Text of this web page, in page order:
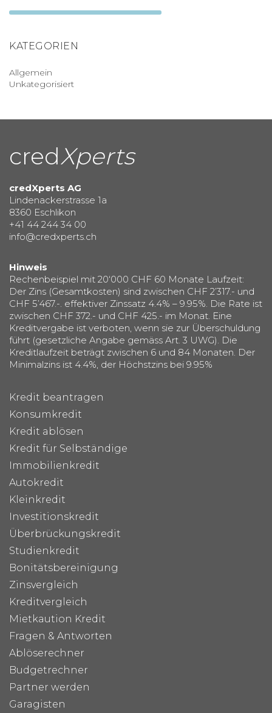
KATEGORIEN
Allgemein
Unkategorisiert
credXperts
credXperts AG
Lindenackerstrasse 1a
8360 Eschlikon
+41 44 244 34 00
info@credxperts.ch
Hinweis
Rechenbeispiel mit 20‘000 CHF 60 Monate Laufzeit:
Der Zins (Gesamtkosten) sind zwischen CHF 2’317.- und
CHF 5’467.-. effektiver Zinssatz 4.4% – 9.95%. Die Rate ist
zwischen CHF 372.- und CHF 425.- im Monat. Eine
Kreditvergabe ist verboten, wenn sie zur Überschuldung
führt (gesetzliche Angabe gemäss Art. 3 UWG). Die
Kreditlaufzeit beträgt zwischen 6 und 84 Monaten. Der
Minimalzins ist 4.4%, der Höchstzins bei 9.95%
Kredit beantragen
Konsumkredit
Kredit ablösen
Kredit für Selbständige
Immobilienkredit
Autokredit
Kleinkredit
Investitionskredit
Überbrückungskredit
Studienkredit
Bonitätsbereinigung
Zinsvergleich
Kreditvergleich
Mietkaution Kredit
Fragen & Antworten
Ablöserechner
Budgetrechner
Partner werden
Garagisten